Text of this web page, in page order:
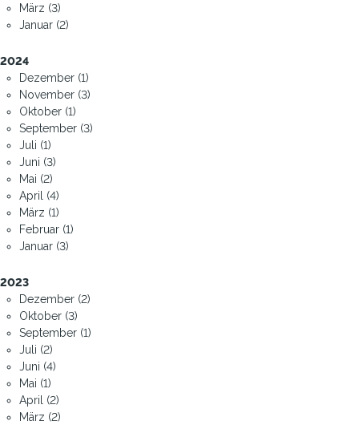
März (3)
Januar (2)
2024
Dezember (1)
November (3)
Oktober (1)
September (3)
Juli (1)
Juni (3)
Mai (2)
April (4)
März (1)
Februar (1)
Januar (3)
2023
Dezember (2)
Oktober (3)
September (1)
Juli (2)
Juni (4)
Mai (1)
April (2)
März (2)